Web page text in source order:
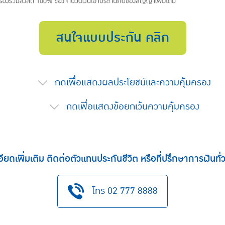
สนใจแบบประกัน คลิก
กดเพื่อแสดงผลประโยชน์และความคุ้มครอง
กดเพื่อแสดงข้อยกเว้นความคุ้มครอง
ยดเพิ่มเติม ติดต่อตัวแทนประกันชีวิต หรือที่ปรึกษาการเงินทั่
โทร 02 777 8888